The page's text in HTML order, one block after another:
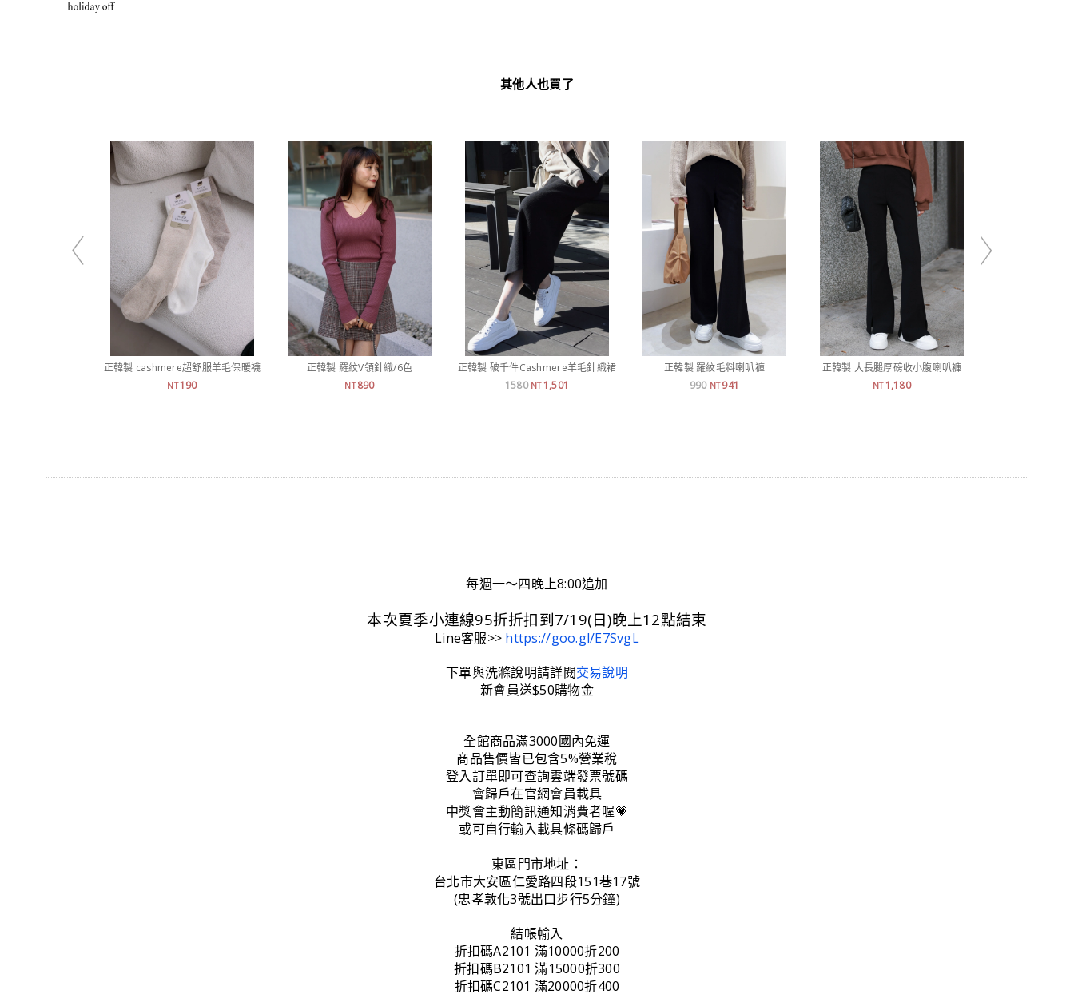
其他人也買了
正韓製 cashmere超舒服羊毛保暖襪
NT190
正韓製 羅紋V領針織/6色
NT 890
正韓製 破千件Cashmere羊毛針織裙
1580 NT1,501
正韓製 羅紋毛料喇叭褲
990 NT941
正韓製 大長腿厚磅收小腹喇叭褲
NT1,180
每週一～四晚上8:00追加
本次夏季小連線95折折扣到7/19(日)晚上12點結束
Line客服>> https://goo.gl/E7SvgL
下單與洗滌說明請詳閱交易說明
新會員送$50購物金
全館商品滿3000國內免運
商品售價皆已包含5%營業稅
登入訂單即可查詢雲端發票號碼
會歸戶在官網會員載具
中獎會主動簡訊通知消費者喔💗
或可自行輸入載具條碼歸戶
東區門市地址：
台北市大安區仁愛路四段151巷17號
(忠孝敦化3號出口步行5分鐘)
結帳輸入
折扣碼A2101 滿10000折200
折扣碼B2101 滿15000折300
折扣碼C2101 滿20000折400